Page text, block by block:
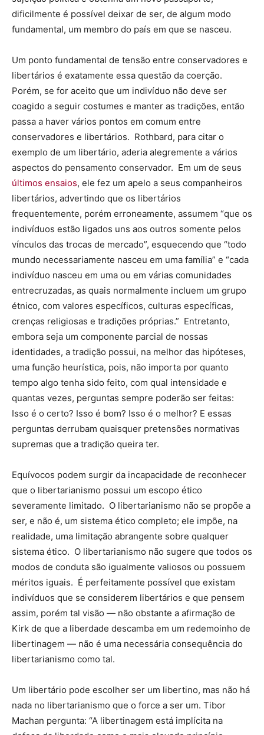
dificilmente é possível deixar de ser, de algum modo
fundamental, um membro do país em que se nasceu.
Um ponto fundamental de tensão entre conservadores e
libertários é exatamente essa questão da coerção.
Porém, se for aceito que um indivíduo não deve ser
coagido a seguir costumes e manter as tradições, então
passa a haver vários pontos em comum entre
conservadores e libertários. Rothbard, para citar o
exemplo de um libertário, aderia alegremente a vários
aspectos do pensamento conservador. Em um de seus
últimos ensaios, ele fez um apelo a seus companheiros
libertários, advertindo que os libertários
frequentemente, porém erroneamente, assumem “que os
indivíduos estão ligados uns aos outros somente pelos
vínculos das trocas de mercado”, esquecendo que “todo
mundo necessariamente nasceu em uma família” e “cada
indivíduo nasceu em uma ou em várias comunidades
entrecruzadas, as quais normalmente incluem um grupo
étnico, com valores específicos, culturas específicas,
crenças religiosas e tradições próprias.” Entretanto,
embora seja um componente parcial de nossas
identidades, a tradição possui, na melhor das hipóteses,
uma função heurística, pois, não importa por quanto
tempo algo tenha sido feito, com qual intensidade e
quantas vezes, perguntas sempre poderão ser feitas:
Isso é o certo? Isso é bom? Isso é o melhor? E essas
perguntas derrubam quaisquer pretensões normativas
supremas que a tradição queira ter.
Equívocos podem surgir da incapacidade de reconhecer
que o libertarianismo possui um escopo ético
severamente limitado. O libertarianismo não se propõe a
ser, e não é, um sistema ético completo; ele impõe, na
realidade, uma limitação abrangente sobre qualquer
sistema ético. O libertarianismo não sugere que todos os
modos de conduta são igualmente valiosos ou possuem
méritos iguais. É perfeitamente possível que existam
indivíduos que se considerem libertários e que pensem
assim, porém tal visão — não obstante a afirmação de
Kirk de que a liberdade descamba em um redemoinho de
libertinagem — não é uma necessária consequência do
libertarianismo como tal.
Um libertário pode escolher ser um libertino, mas não há
nada no libertarianismo que o force a ser um. Tibor
Machan pergunta: “A libertinagem está implícita na